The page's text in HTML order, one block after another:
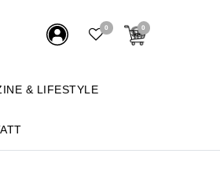
0 0
& LIFESTYLE